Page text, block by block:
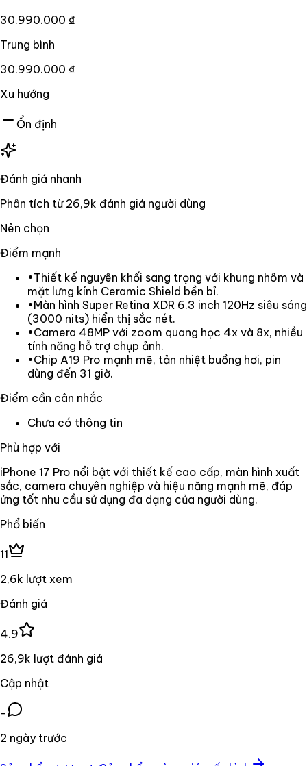
30.990.000 ₫
Trung bình
30.990.000 ₫
Xu hướng
Ổn định
Đánh giá nhanh
Phân tích từ 26,9k đánh giá người dùng
Nên chọn
Điểm mạnh
•Thiết kế nguyên khối sang trọng với khung nhôm và
mặt lưng kính Ceramic Shield bền bỉ.
•Màn hình Super Retina XDR 6.3 inch 120Hz siêu sáng
(3000 nits) hiển thị sắc nét.
•Camera 48MP với zoom quang học 4x và 8x, nhiều
tính năng hỗ trợ chụp ảnh.
•Chip A19 Pro mạnh mẽ, tản nhiệt buồng hơi, pin
dùng đến 31 giờ.
Điểm cần cân nhắc
Chưa có thông tin
Phù hợp với
iPhone 17 Pro nổi bật với thiết kế cao cấp, màn hình xuất
sắc, camera chuyên nghiệp và hiệu năng mạnh mẽ, đáp
ứng tốt nhu cầu sử dụng đa dạng của người dùng.
Phổ biến
11
2,6k lượt xem
Đánh giá
4.9
26,9k lượt đánh giá
Cập nhật
-
2 ngày trước